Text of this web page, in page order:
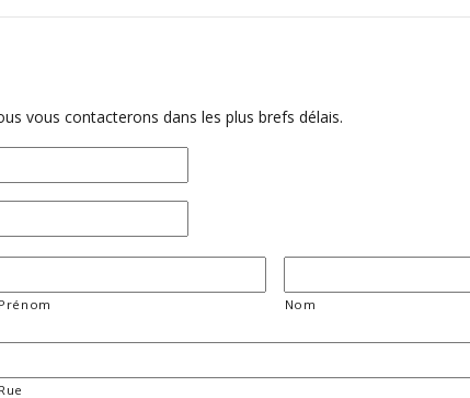
vous contacterons dans les plus brefs délais.
Prénom Nom
Rue